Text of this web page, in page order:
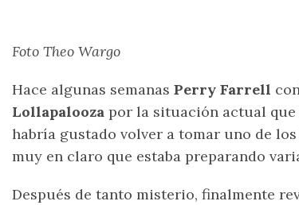
Foto Theo Wargo
Hace algunas semanas Perry Farrell
Lollapalooza por la situación actual que
habría gustado volver a tomar uno de
muy en claro que estaba preparando
Después de tanto misterio, finalmente